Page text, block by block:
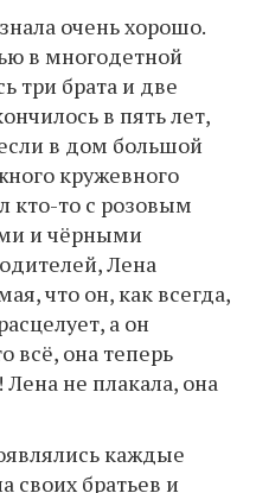
очень хорошо.
в многодетной
три брата и две
в пять лет,
в дом большой
кружевного
кто-то с розовым
и чёрными
Лена
что он, как всегда,
а он
всё, она теперь
Лена не плакала, она
каждые
своих братьев и